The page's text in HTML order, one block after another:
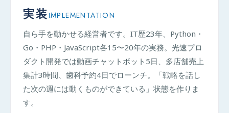
実装IMPLEMENTATION
自ら手を動かせる経営者です。IT歴23年、Python・
Go・PHP・JavaScript各15〜20年の実務。光速プロ
ダクト開発では動画チャットボット5日、多店舗売上
集計3時間、歯科予約4日でローンチ。「戦略を話し
た次の週には動くものができている」状態を作りま
す。